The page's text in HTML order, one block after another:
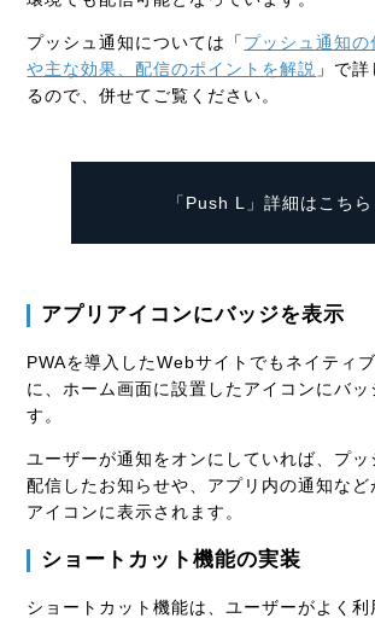
プッシュ通知については「 プッシュ通知
や主な効果、配信のポイントを解説 」で
るので、併せてご覧ください。
「Push L」詳細はこちら
アプリアイコンにバッジを表示
PWAを導入したWebサイトでもネイティ
に、ホーム画面に設置したアイコンにバ
す。
ユーザーが通知をオンにしていれば、プ
配信したお知らせや、アプリ内の通知な
アイコンに表示されます。
ショートカット機能の実装
ショートカット機能は、ユーザーがよく利